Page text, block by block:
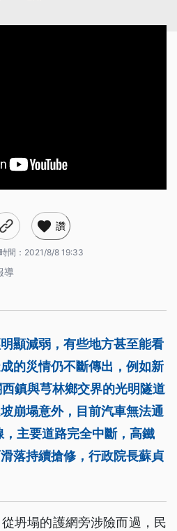
讚
間： 2021/8/8 19:33
導
顯減弱，有些地方甚至能看
的災情仍不斷傳出，例如新
鎮與芎林鄉交界的光明隧道
崩塌意外，目前汽車無法通
主要道路完全中斷，高鐵
落持續搶修，行政院長蘇貞
坍塌的護網旁涉險而過，民